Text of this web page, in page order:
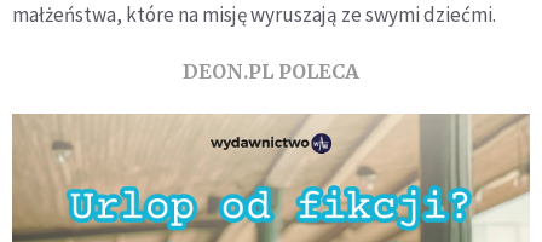
małżeństwa, które na misję wyruszają ze swymi dziećmi.
DEON.PL POLECA